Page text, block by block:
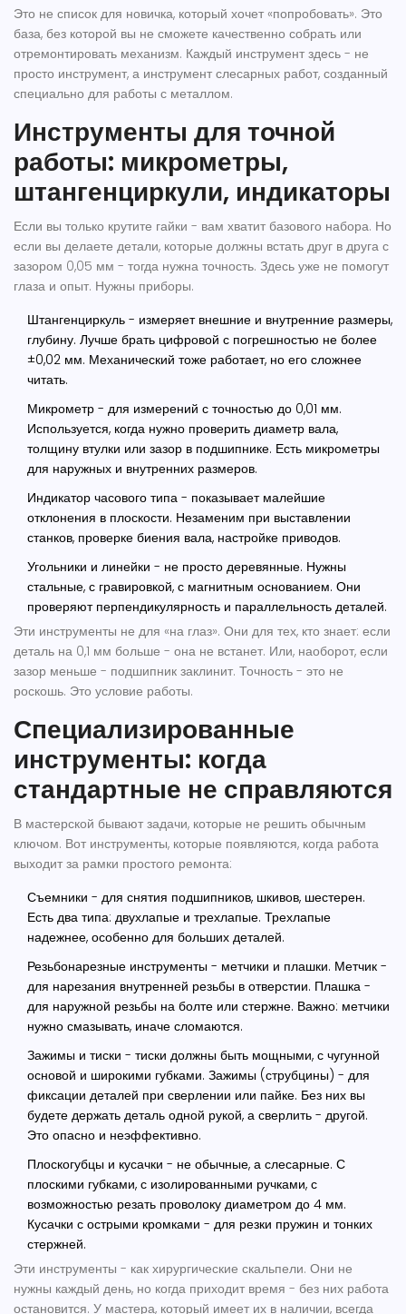
Это не список для новичка, который хочет «попробовать». Это
база, без которой вы не сможете качественно собрать или
отремонтировать механизм. Каждый инструмент здесь - не
просто инструмент, а инструмент слесарных работ, созданный
специально для работы с металлом.
Инструменты для точной
работы: микрометры,
штангенциркули, индикаторы
Если вы только крутите гайки - вам хватит базового набора. Но
если вы делаете детали, которые должны встать друг в друга с
зазором 0,05 мм - тогда нужна точность. Здесь уже не помогут
глаза и опыт. Нужны приборы.
Штангенциркуль - измеряет внешние и внутренние размеры,
глубину. Лучше брать цифровой с погрешностью не более
±0,02 мм. Механический тоже работает, но его сложнее
читать.
Микрометр - для измерений с точностью до 0,01 мм.
Используется, когда нужно проверить диаметр вала,
толщину втулки или зазор в подшипнике. Есть микрометры
для наружных и внутренних размеров.
Индикатор часового типа - показывает малейшие
отклонения в плоскости. Незаменим при выставлении
станков, проверке биения вала, настройке приводов.
Угольники и линейки - не просто деревянные. Нужны
стальные, с гравировкой, с магнитным основанием. Они
проверяют перпендикулярность и параллельность деталей.
Эти инструменты не для «на глаз». Они для тех, кто знает: если
деталь на 0,1 мм больше - она не встанет. Или, наоборот, если
зазор меньше - подшипник заклинит. Точность - это не
роскошь. Это условие работы.
Специализированные
инструменты: когда
стандартные не справляются
В мастерской бывают задачи, которые не решить обычным
ключом. Вот инструменты, которые появляются, когда работа
выходит за рамки простого ремонта:
Съемники - для снятия подшипников, шкивов, шестерен.
Есть два типа: двухлапые и трехлапые. Трехлапые
надежнее, особенно для больших деталей.
Резьбонарезные инструменты - метчики и плашки. Метчик -
для нарезания внутренней резьбы в отверстии. Плашка -
для наружной резьбы на болте или стержне. Важно: метчики
нужно смазывать, иначе сломаются.
Зажимы и тиски - тиски должны быть мощными, с чугунной
основой и широкими губками. Зажимы (струбцины) - для
фиксации деталей при сверлении или пайке. Без них вы
будете держать деталь одной рукой, а сверлить - другой.
Это опасно и неэффективно.
Плоскогубцы и кусачки - не обычные, а слесарные. С
плоскими губками, с изолированными ручками, с
возможностью резать проволоку диаметром до 4 мм.
Кусачки с острыми кромками - для резки пружин и тонких
стержней.
Эти инструменты - как хирургические скальпели. Они не
нужны каждый день, но когда приходит время - без них работа
остановится. У мастера, который имеет их в наличии, всегда